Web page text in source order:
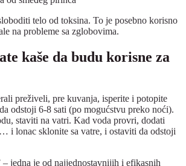
telo od toksina. To je posebno korisno
na probleme sa zglobovima.
kaše da budu korisne za
preživeli, pre kuvanja, isperite i potopite
odstoji 6-8 sati (po mogućstvu preko noći).
staviti na vatri. Kad voda provri, dodati
i lonac sklonite sa vatre, i ostaviti da odstoji
– jedna je od najjednostavnijih i efikasnih